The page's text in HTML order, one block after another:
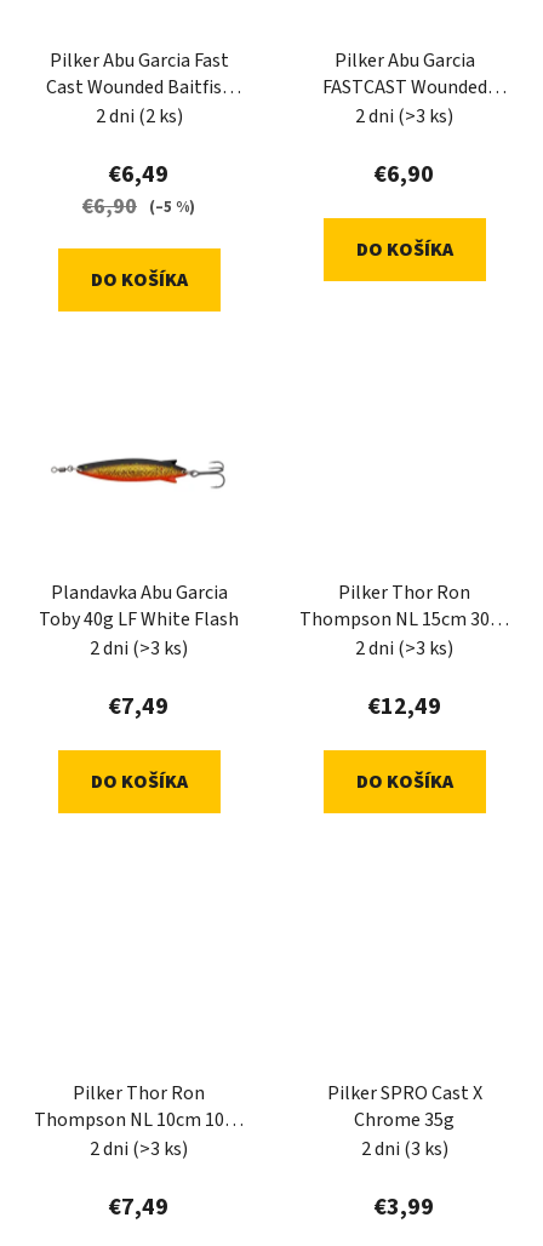
Pilker Abu Garcia Fast
Cast Wounded Baitfish
10g
2 dni (2 ks)
€6,49
€6,90 (–5 %)
DO KOŠÍKA
Pilker Abu Garcia
FASTCAST Wounded
Baitfish 7g 4,5cm
2 dni (>3 ks)
€6,90
DO KOŠÍKA
Plandavka Abu Garcia
Toby 40g LF White Flash
2 dni (>3 ks)
€7,49
DO KOŠÍKA
Pilker Thor Ron
Thompson NL 15cm 300g
S Blue/Silver/UV Orange
2 dni (>3 ks)
€12,49
DO KOŠÍKA
Pilker Thor Ron
Thompson NL 10cm 100g
S Green/Silver/UV Orange
2 dni (>3 ks)
€7,49
Pilker SPRO Cast X
Chrome 35g
2 dni (3 ks)
€3,99